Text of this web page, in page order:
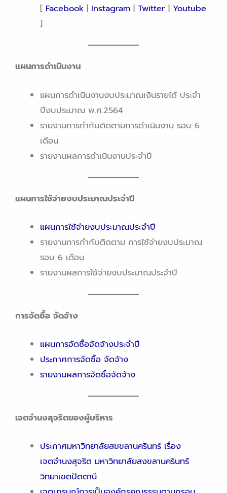
[ Facebook | Instagram |Twitter | Youtube
]
แผนการดำเนินงาน
แผนการดำเนินงานงบประมาณเงินรายได้ ประจำ
ปีงบประมาณ พ.ศ.2564
รายงานการกำกับติดตามการดำเนินงาน รอบ 6
เดือน
รายงานผลการดำเนินงานประจำปี
แผนการใช้จ่ายงบประมาณประจำปี
แผนการใช้จ่ายงบประมาณประจำปี
รายงานการกำกับติดตาม การใช้จ่ายงบประมาณ
รอบ 6 เดือน
รายงานผลการใช้จ่ายงบประมาณประจำปี
การจัดซื้อ จัดจ้าง
แผนการจัดซื้อจัดจ้างประจำปี
ประกาศการจัดซื้อ จัดจ้าง
รายงานผลการจัดซื้อจัดจ้าง
เจตจำนงสุจริตของผู้บริหาร
ประกาศมหาวิทยาลัยสฃขลานครินทร์ เรื่อง
เจตจำนงสุจริต มหาวิทยาลัยสงขลานครินทร์
วิทยาเขตปัตตานี